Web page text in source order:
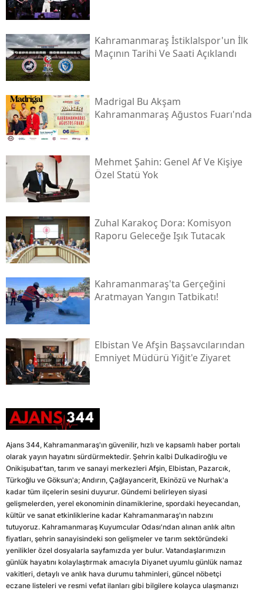
Kahramanmaraş İstiklalspor'un İlk
Maçının Tarihi Ve Saati Açıklandı
Madrigal Bu Akşam
Kahramanmaraş Ağustos Fuarı'nda
Mehmet Şahin: Genel Af Ve Kişiye
Özel Statü Yok
Zuhal Karakoç Dora: Komisyon
Raporu Geleceğe Işık Tutacak
Kahramanmaraş'ta Gerçeğini
Aratmayan Yangın Tatbikatı!
Elbistan Ve Afşin Başsavcılarından
Emniyet Müdürü Yiğit'e Ziyaret
Ajans 344, Kahramanmaraş'ın güvenilir, hızlı ve kapsamlı haber portalı
olarak yayın hayatını sürdürmektedir. Şehrin kalbi Dulkadiroğlu ve
Onikişubat'tan, tarım ve sanayi merkezleri Afşin, Elbistan, Pazarcık,
Türkoğlu ve Göksun'a; Andırın, Çağlayancerit, Ekinözü ve Nurhak'a
kadar tüm ilçelerin sesini duyurur. Gündemi belirleyen siyasi
gelişmelerden, yerel ekonominin dinamiklerine, spordaki heyecandan,
kültür ve sanat etkinliklerine kadar Kahramanmaraş'ın nabzını
tutuyoruz. Kahramanmaraş Kuyumcular Odası'ndan alınan anlık altın
fiyatları, şehrin sanayisindeki son gelişmeler ve tarım sektöründeki
yenilikler özel dosyalarla sayfamızda yer bulur. Vatandaşlarımızın
günlük hayatını kolaylaştırmak amacıyla Diyanet uyumlu günlük namaz
vakitleri, detaylı ve anlık hava durumu tahminleri, güncel nöbetçi
eczane listeleri ve resmi vefat ilanları gibi bilgilere kolayca ulaşmanızı